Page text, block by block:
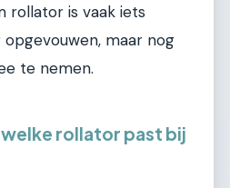
rollator is vaak iets
maar nog
te nemen.
welke rollator past bij